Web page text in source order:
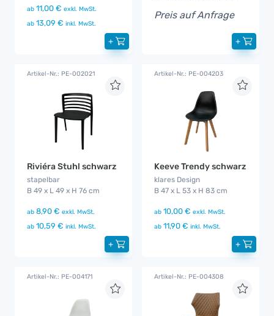
ab 11,00 € exkl. MwSt.
ab 13,09 € inkl. MwSt.
+
Preis auf Anfrage
+
Artikel-Nr.: PE-002021
Riviéra Stuhl schwarz
stapelbar
B 49 x L 49 x H 76 cm
ab 8,90 € exkl. MwSt.
ab 10,59 € inkl. MwSt.
+
Artikel-Nr.: PE-004203
Keeve Trendy schwarz
klares Design
B 47 x L 53 x H 83 cm
ab 10,00 € exkl. MwSt.
ab 11,90 € inkl. MwSt.
+
Artikel-Nr.: PE-004171 Artikel-Nr.: PE-004308